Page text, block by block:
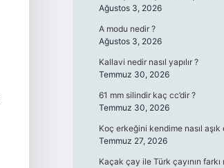
Ağustos 3, 2026
A modu nedir ?
Ağustos 3, 2026
Kallavi nedir nasıl yapılır ?
Temmuz 30, 2026
61 mm silindir kaç cc’dir ?
Temmuz 30, 2026
Koç erkeğini kendime nasıl aşık
Temmuz 27, 2026
Kaçak çay ile Türk çayının farkı